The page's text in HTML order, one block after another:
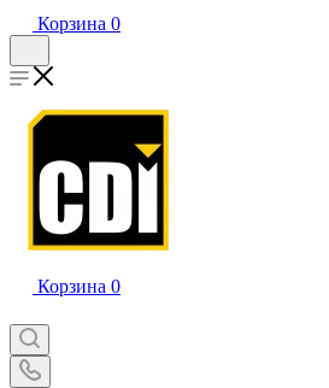
Корзина 0
Корзина 0